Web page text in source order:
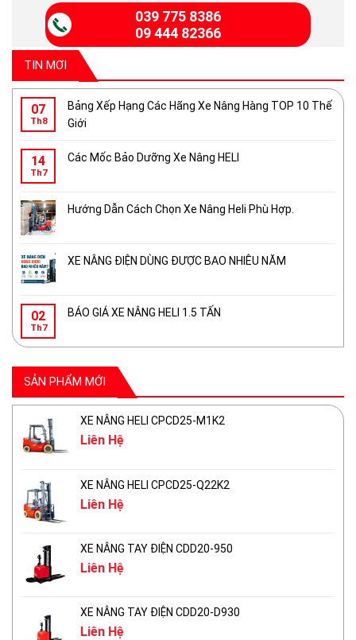
039 775 8386
09 444 82366
TIN MƠI
07
Th8
Bảng Xếp Hạng Các Hãng Xe Nâng Hàng TOP 10 Thế
Giới
14
Th7
Các Mốc Bảo Dưỡng Xe Nâng HELI
Hướng Dẫn Cách Chọn Xe Nâng Heli Phù Hợp.
XE NÂNG ĐIỆN DÙNG ĐƯỢC BAO NHIÊU NĂM
02
Th7
BÁO GIÁ XE NÂNG HELI 1.5 TẤN
SẢN PHẨM MỚI
XE NÂNG HELI CPCD25-M1K2
Liên Hệ
XE NÂNG HELI CPCD25-Q22K2
Liên Hệ
XE NÂNG TAY ĐIỆN CDD20-950
Liên Hệ
XE NÂNG TAY ĐIỆN CDD20-D930
Liên Hệ